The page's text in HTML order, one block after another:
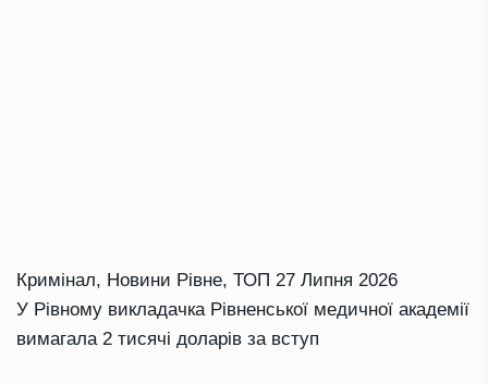
Кримінал, Новини Рівне, ТОП 27 Липня 2026
У Рівному викладачка Рівненської медичної академії
вимагала 2 тисячі доларів за вступ